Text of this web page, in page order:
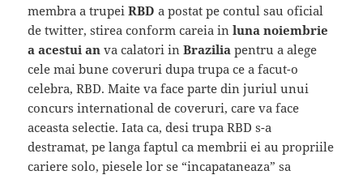
membra a trupeiRBDa postat pe contul sau oficial
de twitter, stirea conform careia inluna noiembrie
a acestui an va calatori inBrazilia pentru a alege
cele mai bune coveruri dupa trupa ce a facut-o
celebra, RBD. Maite va face parte din juriul unui
concurs international de coveruri, care va face
aceasta selectie. Iata ca, desi trupa RBD s-a
destramat, pe langa faptul ca membrii ei au propriile
cariere solo, piesele lor se “incapataneaza” sa